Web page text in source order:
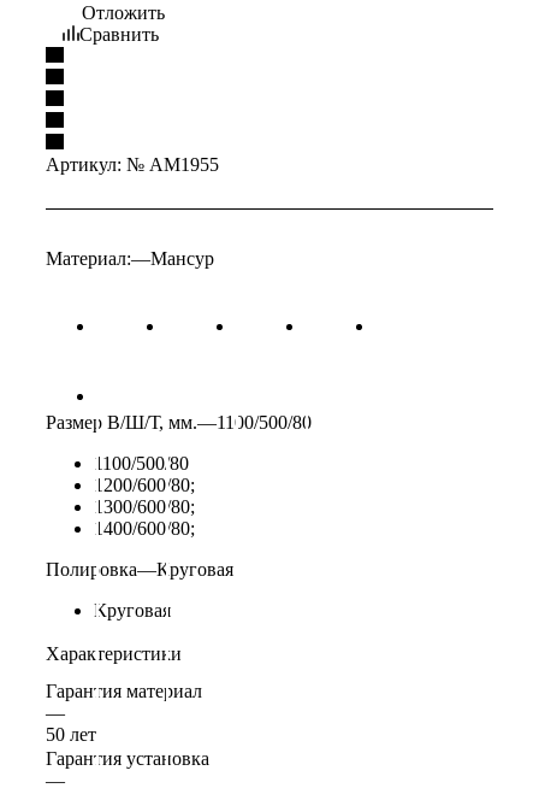
Отложить
Сравнить
Артикул: № AM1955
Материал:—Мансур
Размер В/Ш/Т, мм.—1100/500/80
1100/500/80
1200/600/80;
1300/600/80;
1400/600/80;
Полировка—Круговая
Круговая
Характеристики
Гарантия материал
—
50 лет
Гарантия установка
—